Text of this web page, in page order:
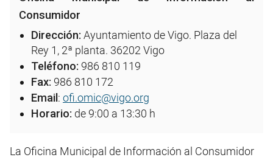
Consumidor
Dirección: Ayuntamiento de Vigo. Plaza del
Rey 1, 2ª planta. 36202 Vigo
Teléfono: 986 810 119
Fax: 986 810 172
Email : ofi.omic@vigo.org
Horario: de 9:00 a 13:30 h
La Oficina Municipal de Información al Consumidor